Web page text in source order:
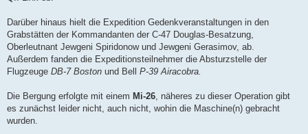
Darüber hinaus hielt die Expedition Gedenkveranstaltungen in den
Grabstätten der Kommandanten der C-47 Douglas-Besatzung,
Oberleutnant Jewgeni Spiridonow und Jewgeni Gerasimov, ab.
Außerdem fanden die Expeditionsteilnehmer die Absturzstelle der
Flugzeuge DB-7 Boston und Bell P-39 Airacobra.
Die Bergung erfolgte mit einem Mi-26, näheres zu dieser Operation gibt
es zunächst leider nicht, auch nicht, wohin die Maschine(n) gebracht
wurden.